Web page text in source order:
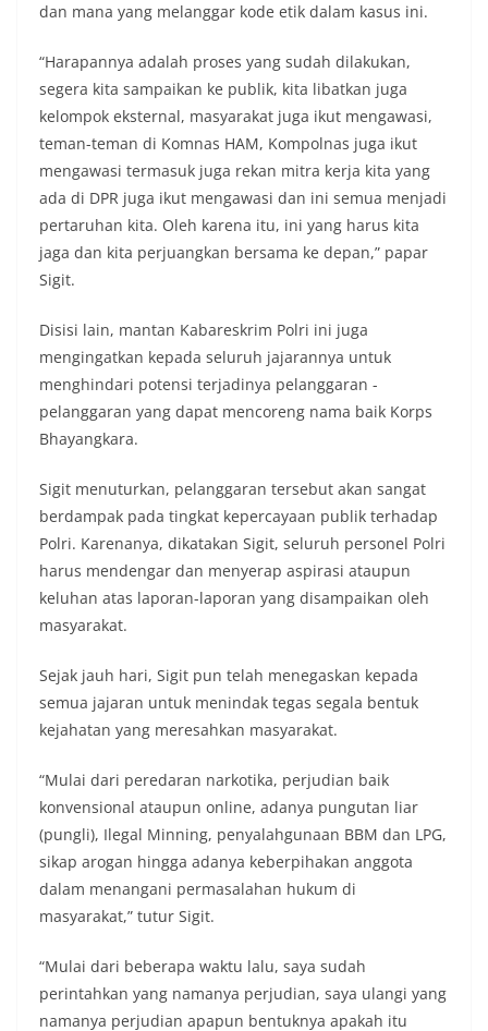
dan mana yang melanggar kode etik dalam kasus ini.
“Harapannya adalah proses yang sudah dilakukan,
segera kita sampaikan ke publik, kita libatkan juga
kelompok eksternal, masyarakat juga ikut mengawasi,
teman-teman di Komnas HAM, Kompolnas juga ikut
mengawasi termasuk juga rekan mitra kerja kita yang
ada di DPR juga ikut mengawasi dan ini semua menjadi
pertaruhan kita. Oleh karena itu, ini yang harus kita
jaga dan kita perjuangkan bersama ke depan,” papar
Sigit.
Disisi lain, mantan Kabareskrim Polri ini juga
mengingatkan kepada seluruh jajarannya untuk
menghindari potensi terjadinya pelanggaran -
pelanggaran yang dapat mencoreng nama baik Korps
Bhayangkara.
Sigit menuturkan, pelanggaran tersebut akan sangat
berdampak pada tingkat kepercayaan publik terhadap
Polri. Karenanya, dikatakan Sigit, seluruh personel Polri
harus mendengar dan menyerap aspirasi ataupun
keluhan atas laporan-laporan yang disampaikan oleh
masyarakat.
Sejak jauh hari, Sigit pun telah menegaskan kepada
semua jajaran untuk menindak tegas segala bentuk
kejahatan yang meresahkan masyarakat.
“Mulai dari peredaran narkotika, perjudian baik
konvensional ataupun online, adanya pungutan liar
(pungli), Ilegal Minning, penyalahgunaan BBM dan LPG,
sikap arogan hingga adanya keberpihakan anggota
dalam menangani permasalahan hukum di
masyarakat,” tutur Sigit.
“Mulai dari beberapa waktu lalu, saya sudah
perintahkan yang namanya perjudian, saya ulangi yang
namanya perjudian apapun bentuknya apakah itu